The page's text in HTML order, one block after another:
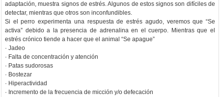
adaptación, muestra signos de estrés. Algunos de estos signos son difíciles de
detectar, mientras que otros son inconfundibles.
Si el perro experimenta una respuesta de estrés agudo, veremos que “Se
activa” debido a la presencia de adrenalina en el cuerpo. Mientras que el
estrés crónico tiende a hacer que el animal “Se apague”
· Jadeo
· Falta de concentración y atención
· Patas sudorosas
· Bostezar
· Hiperactividad
· Incremento de la frecuencia de micción y/o defecación